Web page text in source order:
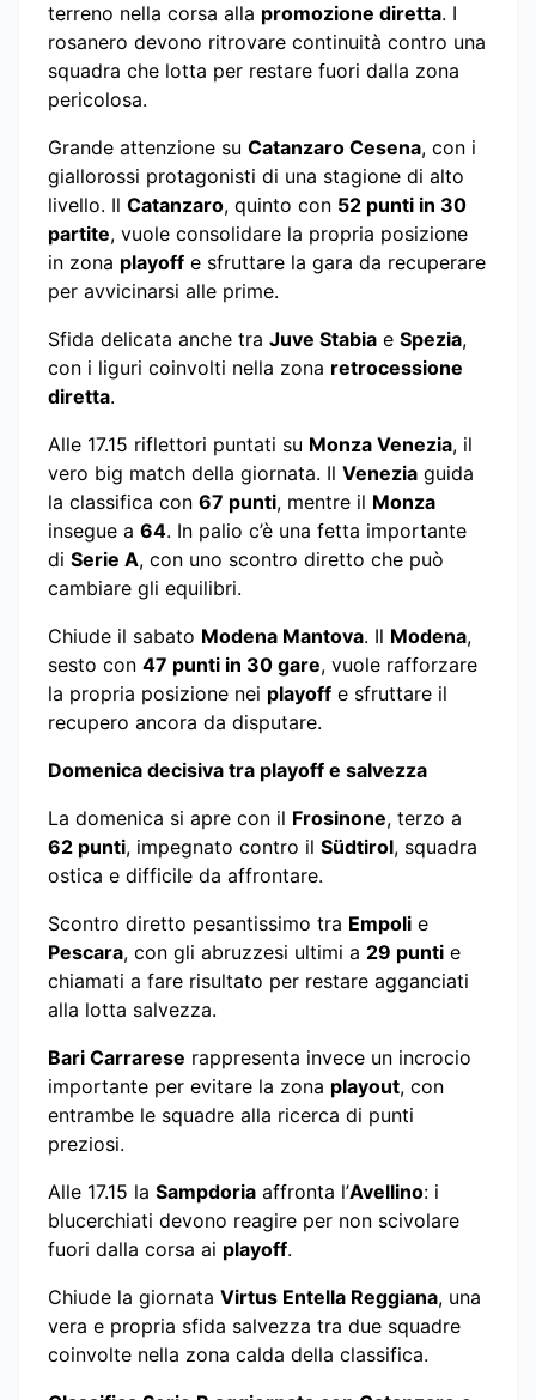
terreno nella corsa alla promozione diretta. I
rosanero devono ritrovare continuità contro una
squadra che lotta per restare fuori dalla zona
pericolosa.
Grande attenzione su Catanzaro Cesena, con i
giallorossi protagonisti di una stagione di alto
livello. Il Catanzaro, quinto con 52 punti in 30
partite, vuole consolidare la propria posizione
in zona playoff e sfruttare la gara da recuperare
per avvicinarsi alle prime.
Sfida delicata anche tra Juve Stabia e Spezia,
con i liguri coinvolti nella zona retrocessione
diretta.
Alle 17.15 riflettori puntati su Monza Venezia, il
vero big match della giornata. Il Venezia guida
la classifica con 67 punti, mentre il Monza
insegue a 64. In palio c’è una fetta importante
di Serie A, con uno scontro diretto che può
cambiare gli equilibri.
Chiude il sabato Modena Mantova. Il Modena,
sesto con 47 punti in 30 gare, vuole rafforzare
la propria posizione nei playoff e sfruttare il
recupero ancora da disputare.
Domenica decisiva tra playoff e salvezza
La domenica si apre con il Frosinone, terzo a
62 punti, impegnato contro il Südtirol, squadra
ostica e difficile da affrontare.
Scontro diretto pesantissimo tra Empoli e
Pescara, con gli abruzzesi ultimi a 29 punti e
chiamati a fare risultato per restare agganciati
alla lotta salvezza.
Bari Carrarese rappresenta invece un incrocio
importante per evitare la zona playout, con
entrambe le squadre alla ricerca di punti
preziosi.
Alle 17.15 la Sampdoria affronta l’Avellino: i
blucerchiati devono reagire per non scivolare
fuori dalla corsa ai playoff.
Chiude la giornata Virtus Entella Reggiana, una
vera e propria sfida salvezza tra due squadre
coinvolte nella zona calda della classifica.